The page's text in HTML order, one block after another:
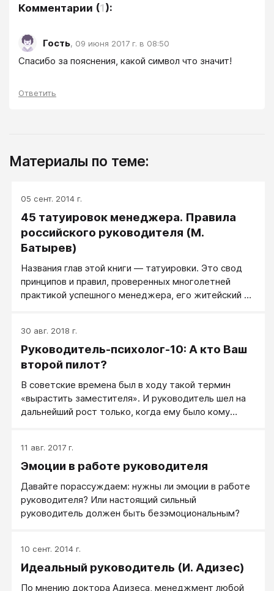
Комментарии (1):
Гость, 09 июня 2017 г. в 08:50
Спасибо за пояснения, какой символ что значит!
Ответить
Материалы по теме:
05 сент. 2014 г.
45 татуировок менеджера. Правила
российского руководителя (М.
Батырев)
Названия глав этой книги — татуировки. Это свод
принципов и правил, проверенных многолетней
практикой успешного менеджера, его житейский и
хочешь добиться успеха. За каждой из этих глав
стоят осмысленные действия, чья-то боль,
мучения, радости, удачный и неудачный опыт,
результат.
30 авг. 2018 г.
Руководитель-психолог-10: А кто Ваш
второй пилот?
В советские времена был в ходу такой термин
«вырастить заместителя». И руководитель шел на
дальнейший рост только, когда ему было кому
11 авг. 2017 г.
Эмоции в работе руководителя
Давайте порассуждаем: нужны ли эмоции в работе
руководителя? Или настоящий сильный
руководитель должен быть безэмоциональным?
10 сент. 2014 г.
Идеальный руководитель (И. Адизес)
По мнению доктора Адизеса, менеджмент любой